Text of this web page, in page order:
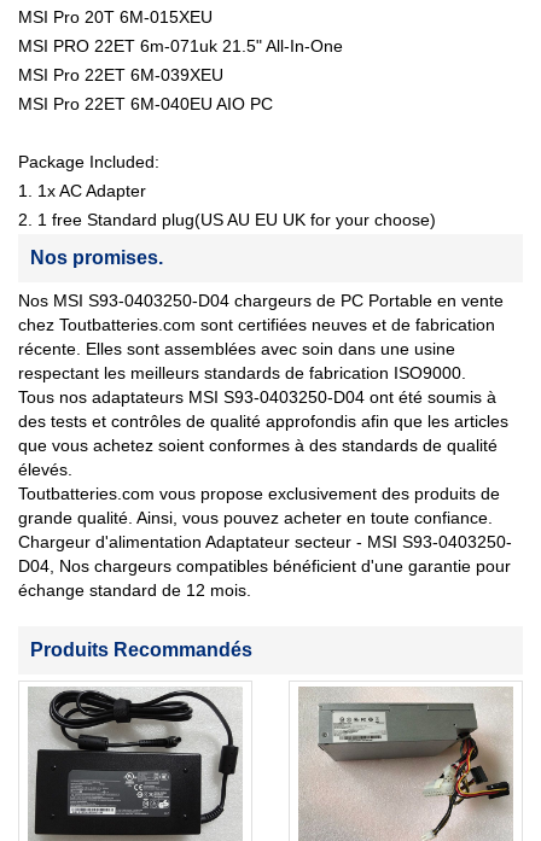
MSI Pro 20T 6M-015XEU
MSI PRO 22ET 6m-071uk 21.5" All-In-One
MSI Pro 22ET 6M-039XEU
MSI Pro 22ET 6M-040EU AIO PC
Package Included:
1. 1x AC Adapter
2. 1 free Standard plug(US AU EU UK for your choose)
Nos promises.
Nos MSI S93-0403250-D04 chargeurs de PC Portable en vente
chez Toutbatteries.com sont certifiées neuves et de fabrication
récente. Elles sont assemblées avec soin dans une usine
respectant les meilleurs standards de fabrication ISO9000.
Tous nos adaptateurs MSI S93-0403250-D04 ont été soumis à
des tests et contrôles de qualité approfondis afin que les articles
que vous achetez soient conformes à des standards de qualité
élevés.
Toutbatteries.com vous propose exclusivement des produits de
grande qualité. Ainsi, vous pouvez acheter en toute confiance.
Chargeur d'alimentation Adaptateur secteur - MSI S93-0403250-
D04, Nos chargeurs compatibles bénéficient d'une garantie pour
échange standard de 12 mois.
Produits Recommandés